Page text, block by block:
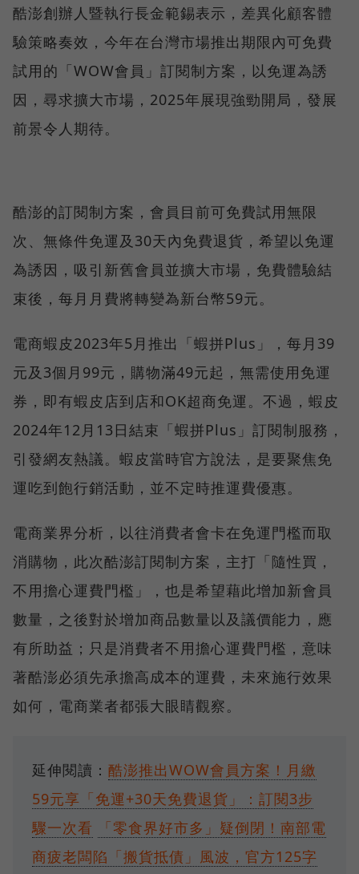
酷澎創辦人暨執行長金範錫表示，差異化顧客體
驗策略奏效，今年在台灣市場推出期限內可免費
試用的「WOW會員」訂閱制方案，以免運為誘
因，尋求擴大市場，2025年展現強勁開局，發展
前景令人期待。
酷澎的訂閱制方案，會員目前可免費試用無限
次、無條件免運及30天內免費退貨，希望以免運
為誘因，吸引新舊會員並擴大市場，免費體驗結
束後，每月月費將轉變為新台幣59元。
電商蝦皮2023年5月推出「蝦拼Plus」，每月39
元及3個月99元，購物滿49元起，無需使用免運
券，即有蝦皮店到店和OK超商免運。不過，蝦皮
2024年12月13日結束「蝦拼Plus」訂閱制服務，
引發網友熱議。蝦皮當時官方說法，是要聚焦免
運吃到飽行銷活動，並不定時推運費優惠。
電商業界分析，以往消費者會卡在免運門檻而取
消購物，此次酷澎訂閱制方案，主打「隨性買，
不用擔心運費門檻」，也是希望藉此增加新會員
數量，之後對於增加商品數量以及議價能力，應
有所助益；只是消費者不用擔心運費門檻，意味
著酷澎必須先承擔高成本的運費，未來施行效果
如何，電商業者都張大眼睛觀察。
延伸閱讀： 酷澎推出WOW會員方案！月繳
59元享「免運+30天免費退貨」：訂閱3步
驟一次看
「零食界好市多」疑倒閉！南部電
商疲老闆陷「搬貨抵債」風波，官方125字